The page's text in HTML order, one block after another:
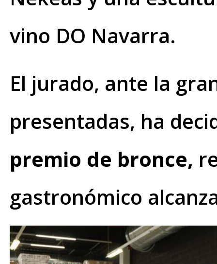
vino DO Navarra.
El jurado, ante la
presentadas, ha
premio de bronce,
gastronómico